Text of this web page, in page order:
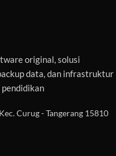
original, solusi
data, dan infrastruktur
Curug - Tangerang 15810